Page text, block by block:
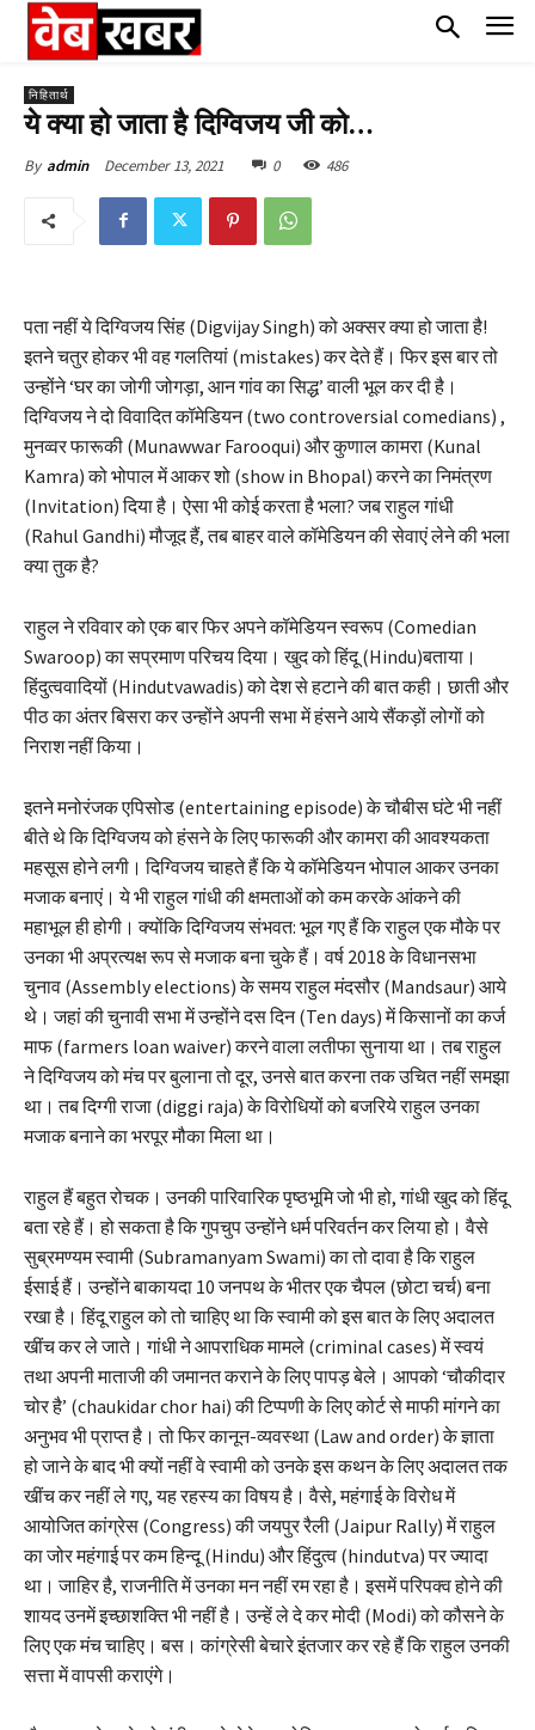
निहितार्थ
ये क्या हो जाता है दिग्विजय जी को…
By admin December 13, 2021 0 486
पता नहीं ये दिग्विजय सिंह (Digvijay Singh) को अक्सर क्या हो जाता है!
इतने चतुर होकर भी वह गलतियां (mistakes) कर देते हैं। फिर इस बार तो
उन्होंने ‘घर का जोगी जोगड़ा, आन गांव का सिद्ध’ वाली भूल कर दी है।
दिग्विजय ने दो विवादित कॉमेडियन (two controversial comedians) ,
मुनव्वर फारूकी (Munawwar Farooqui) और कुणाल कामरा (Kunal
Kamra) को भोपाल में आकर शो (show in Bhopal) करने का निमंत्रण
(Invitation) दिया है। ऐसा भी कोई करता है भला? जब राहुल गांधी
(Rahul Gandhi) मौजूद हैं, तब बाहर वाले कॉमेडियन की सेवाएं लेने की भला
क्या तुक है?
राहुल ने रविवार को एक बार फिर अपने कॉमेडियन स्वरूप (Comedian
Swaroop) का सप्रमाण परिचय दिया। खुद को हिंदू (Hindu)बताया।
हिंदुत्ववादियों (Hindutvawadis) को देश से हटाने की बात कही। छाती और
पीठ का अंतर बिसरा कर उन्होंने अपनी सभा में हंसने आये सैंकड़ों लोगों को
निराश नहीं किया।
इतने मनोरंजक एपिसोड (entertaining episode) के चौबीस घंटे भी नहीं
बीते थे कि दिग्विजय को हंसने के लिए फारूकी और कामरा की आवश्यकता
महसूस होने लगी। दिग्विजय चाहते हैं कि ये कॉमेडियन भोपाल आकर उनका
मजाक बनाएं। ये भी राहुल गांधी की क्षमताओं को कम करके आंकने की
महाभूल ही होगी। क्योंकि दिग्विजय संभवत: भूल गए हैं कि राहुल एक मौके पर
उनका भी अप्रत्यक्ष रूप से मजाक बना चुके हैं। वर्ष 2018 के विधानसभा
चुनाव (Assembly elections) के समय राहुल मंदसौर (Mandsaur) आये
थे। जहां की चुनावी सभा में उन्होंने दस दिन (Ten days) में किसानों का कर्ज
माफ (farmers loan waiver) करने वाला लतीफा सुनाया था। तब राहुल
ने दिग्विजय को मंच पर बुलाना तो दूर, उनसे बात करना तक उचित नहीं समझा
था। तब दिग्गी राजा (diggi raja) के विरोधियों को बजरिये राहुल उनका
मजाक बनाने का भरपूर मौका मिला था।
राहुल हैं बहुत रोचक। उनकी पारिवारिक पृष्ठभूमि जो भी हो, गांधी खुद को हिंदू
बता रहे हैं। हो सकता है कि गुपचुप उन्होंने धर्म परिवर्तन कर लिया हो। वैसे
सुब्रमण्यम स्वामी (Subramanyam Swami) का तो दावा है कि राहुल
ईसाई हैं। उन्होंने बाकायदा 10 जनपथ के भीतर एक चैपल (छोटा चर्च) बना
रखा है। हिंदू राहुल को तो चाहिए था कि स्वामी को इस बात के लिए अदालत
खींच कर ले जाते। गांधी ने आपराधिक मामले (criminal cases) में स्वयं
तथा अपनी माताजी की जमानत कराने के लिए पापड़ बेले। आपको ‘चौकीदार
चोर है’ (chaukidar chor hai) की टिप्पणी के लिए कोर्ट से माफी मांगने का
अनुभव भी प्राप्त है। तो फिर कानून-व्यवस्था (Law and order) के ज्ञाता
हो जाने के बाद भी क्यों नहीं वे स्वामी को उनके इस कथन के लिए अदालत तक
खींच कर नहीं ले गए, यह रहस्य का विषय है। वैसे, महंगाई के विरोध में
आयोजित कांग्रेस (Congress) की जयपुर रैली (Jaipur Rally) में राहुल
का जोर महंगाई पर कम हिन्दू (Hindu) और हिंदुत्व (hindutva) पर ज्यादा
था। जाहिर है, राजनीति में उनका मन नहीं रम रहा है। इसमें परिपक्व होने की
शायद उनमें इच्छाशक्ति भी नहीं है। उन्हें ले दे कर मोदी (Modi) को कौसने के
लिए एक मंच चाहिए। बस। कांग्रेसी बेचारे इंतजार कर रहे हैं कि राहुल उनकी
सत्ता में वापसी कराएंगे।